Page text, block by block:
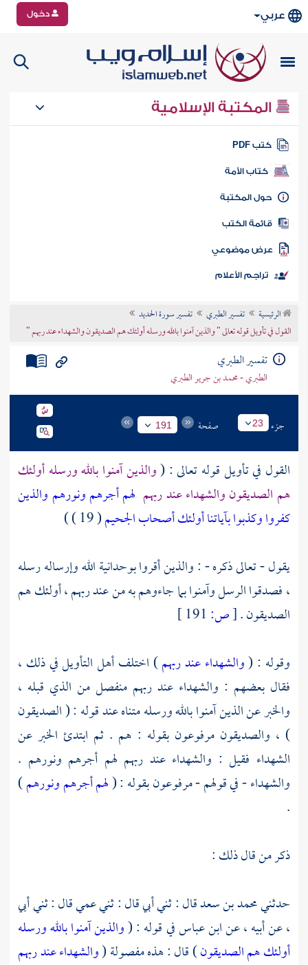
عربي دخول
المكتبة الإسلامية
كتب PDF
كتاب الأمة
المكتبة
الكتب
موضوعي
تراجم الأعلام
الرئيسية تفسير الطبري
تفسير سورة الحديد
القول في تأويل قوله تعالى " والذين آمنوا بالله ورسله أولئك هم الصديقون والشهداء عند ربهم "
تفسير الطبري
الطبري - محمد بن جرير الطبري
جزء 23 صفحة 191
القول في تأويل قوله تعالى : (والذين آمنوا بالله ورسله أولئك
هم الصديقون والشهداء عند ربهم لهم أجرهم ونورهم والذين
كفروا وكذبوا بآياتنا أولئك أصحاب الجحيم( 19 ) )
يقول - تعالى ذكره - : والذين أقروا بوحدانية الله وإرساله رسله
، فصدقوا الرسل وآمنوا بما جاءوهم به من عند ربهم ، أولئك هم
الصديقون .[ص:
وقوله : (والشهداء عند ربهم) اختلف أهل التأويل في ذلك ،
فقال بعضهم : والشهداء عند ربهم منفصل من الذي قبله ،
والخبر عن الذين آمنوا بالله ورسله متناه عند قوله : ( الصديقون
) ، والصديقون مرفوعون بقوله : هم . ثم ابتدئ الخبر عن
الشهداء فقيل : والشهداء عند ربهم لهم أجرهم ونورهم .
والشهداء - في قولهم - مرفوعون بقوله : (لهم أجرهم ونورهم)
.
ذكر من قال ذلك :
حدثنيمحمد بن سعدقال : ثني أبي قال : ثني عمي قال : ثني أبي
، عن أبيه ، عنابن عباسفي قوله : (والذين آمنوا بالله ورسله
أولئك هم الصديقون) قال : هذه مفصولة (والشهداء عند ربهم